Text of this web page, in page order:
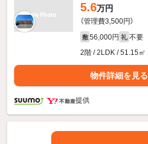
5.6万円
（管理費3,500円）
敷 56,000円 礼 不要
2階 / 2LDK / 51.15㎡
物件詳細を見る
提供